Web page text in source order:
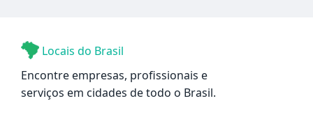
Locais do Brasil
Encontre empresas, profissionais e
serviços em cidades de todo o Brasil.